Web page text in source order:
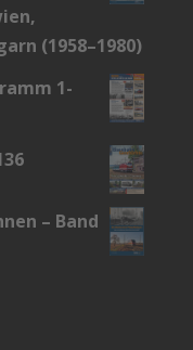
(1958–1980)
1-
– Band